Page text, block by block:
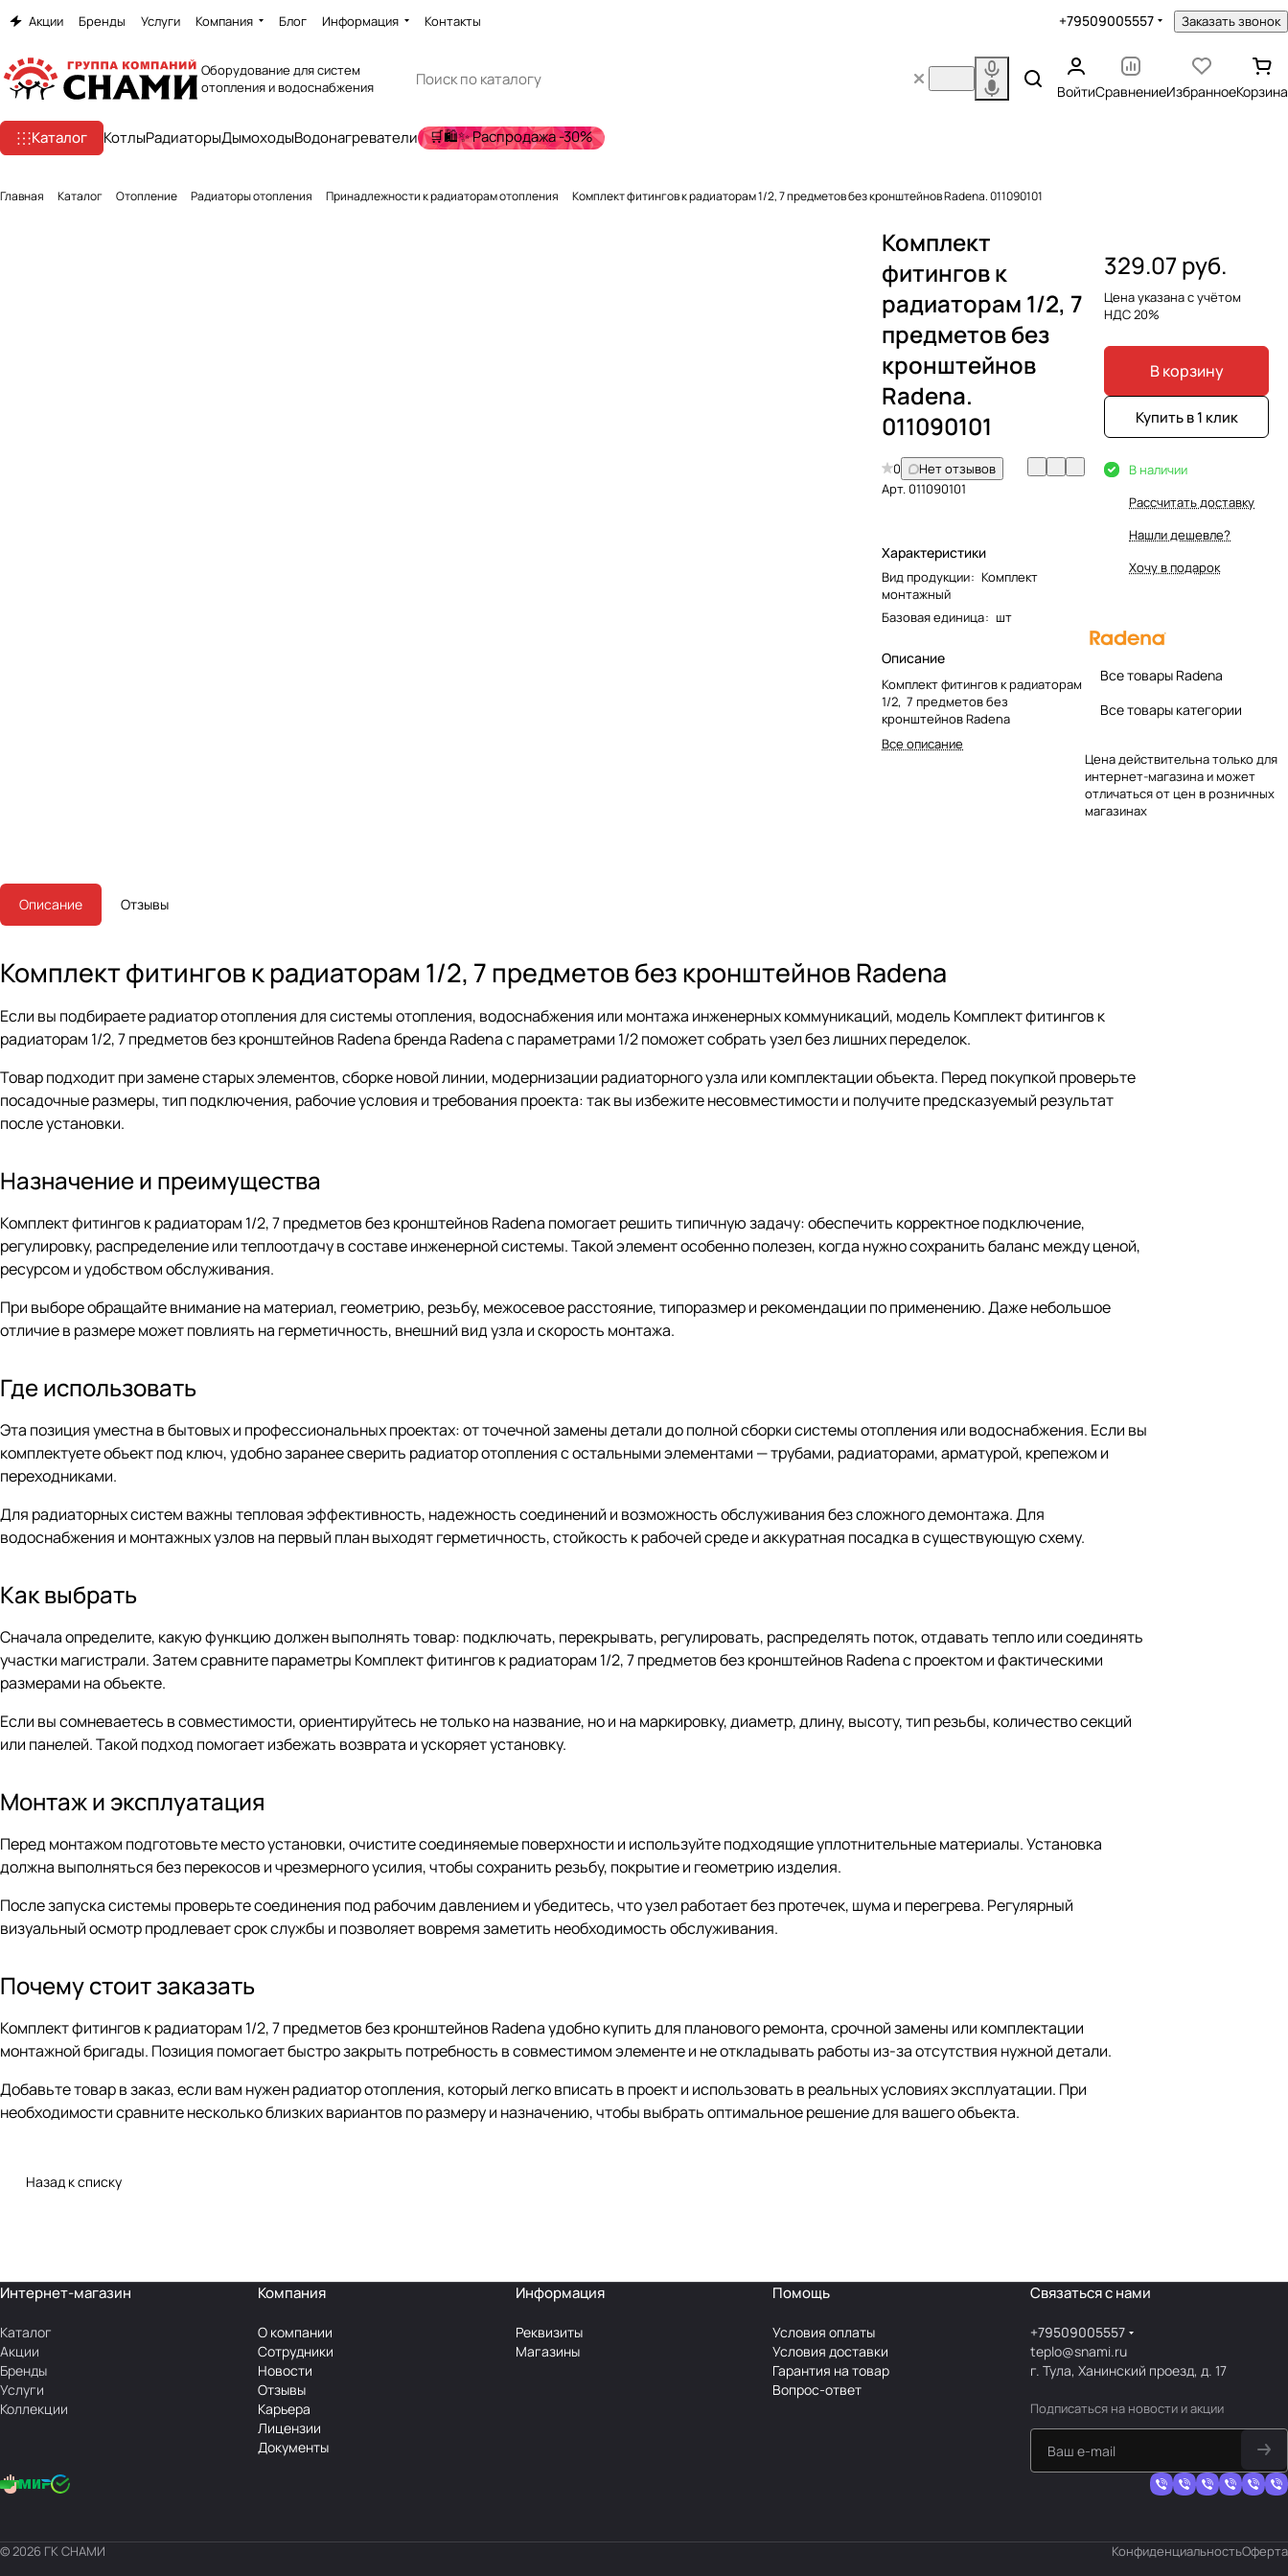
Акции Бренды Услуги Компания Блог Информация Контакты +79509005557 Заказать звонок
Оборудование для систем
отопления и водоснабжения
ВойтиСравнениеИзбранноеКорзина
Каталог КотлыРадиаторыДымоходыВодонагреватели 🛒🛍️✨ Распродажа -30%
Главная Каталог Отопление Радиаторы отопления Принадлежности к радиаторам отопления Комплект фитингов к радиаторам 1/2, 7 предметов без кронштейнов Radena. 011090101
Комплект
фитингов к
радиаторам 1/2, 7
предметов без
кронштейнов
Radena.
011090101
0
Нет отзывов
Арт.011090101
Характеристики
Вид продукции: Комплект
монтажный
Базовая единица: шт
Описание
Комплект фитингов к радиаторам
1/2, 7 предметов без
кронштейнов Radena
Все описание
329.07 руб.
Цена указана с учётом
НДС 20%
В корзину
Купить в 1 клик
В наличии
Рассчитать доставку
Нашли дешевле?
Хочу в подарок
Все товары Radena
Все товары категории
Цена действительна только для
интернет-магазина и может
отличаться от цен в розничных
магазинах
Описание Отзывы
Комплект фитингов к радиаторам 1/2, 7 предметов без кронштейнов Radena
Если вы подбираете радиатор отопления для системы отопления, водоснабжения или монтажа инженерных коммуникаций, модель Комплект фитингов к
радиаторам 1/2, 7 предметов без кронштейнов Radena бренда Radena с параметрами 1/2 поможет собрать узел без лишних переделок.
Товар подходит при замене старых элементов, сборке новой линии, модернизации радиаторного узла или комплектации объекта. Перед покупкой проверьте
посадочные размеры, тип подключения, рабочие условия и требования проекта: так вы избежите несовместимости и получите предсказуемый результат
после установки.
Назначение и преимущества
Комплект фитингов к радиаторам 1/2, 7 предметов без кронштейнов Radena помогает решить типичную задачу: обеспечить корректное подключение,
регулировку, распределение или теплоотдачу в составе инженерной системы. Такой элемент особенно полезен, когда нужно сохранить баланс между ценой,
ресурсом и удобством обслуживания.
При выборе обращайте внимание на материал, геометрию, резьбу, межосевое расстояние, типоразмер и рекомендации по применению. Даже небольшое
отличие в размере может повлиять на герметичность, внешний вид узла и скорость монтажа.
Где использовать
Эта позиция уместна в бытовых и профессиональных проектах: от точечной замены детали до полной сборки системы отопления или водоснабжения. Если вы
комплектуете объект под ключ, удобно заранее сверить радиатор отопления с остальными элементами — трубами, радиаторами, арматурой, крепежом и
переходниками.
Для радиаторных систем важны тепловая эффективность, надежность соединений и возможность обслуживания без сложного демонтажа. Для
водоснабжения и монтажных узлов на первый план выходят герметичность, стойкость к рабочей среде и аккуратная посадка в существующую схему.
Как выбрать
Сначала определите, какую функцию должен выполнять товар: подключать, перекрывать, регулировать, распределять поток, отдавать тепло или соединять
участки магистрали. Затем сравните параметры Комплект фитингов к радиаторам 1/2, 7 предметов без кронштейнов Radena с проектом и фактическими
размерами на объекте.
Если вы сомневаетесь в совместимости, ориентируйтесь не только на название, но и на маркировку, диаметр, длину, высоту, тип резьбы, количество секций
или панелей. Такой подход помогает избежать возврата и ускоряет установку.
Монтаж и эксплуатация
Перед монтажом подготовьте место установки, очистите соединяемые поверхности и используйте подходящие уплотнительные материалы. Установка
должна выполняться без перекосов и чрезмерного усилия, чтобы сохранить резьбу, покрытие и геометрию изделия.
После запуска системы проверьте соединения под рабочим давлением и убедитесь, что узел работает без протечек, шума и перегрева. Регулярный
визуальный осмотр продлевает срок службы и позволяет вовремя заметить необходимость обслуживания.
Почему стоит заказать
Комплект фитингов к радиаторам 1/2, 7 предметов без кронштейнов Radena удобно купить для планового ремонта, срочной замены или комплектации
монтажной бригады. Позиция помогает быстро закрыть потребность в совместимом элементе и не откладывать работы из-за отсутствия нужной детали.
Добавьте товар в заказ, если вам нужен радиатор отопления, который легко вписать в проект и использовать в реальных условиях эксплуатации. При
необходимости сравните несколько близких вариантов по размеру и назначению, чтобы выбрать оптимальное решение для вашего объекта.
Назад к списку
Интернет-магазин
Каталог
Акции
Бренды
Услуги
Коллекции
Компания
О компании
Сотрудники
Новости
Отзывы
Карьера
Лицензии
Документы
Информация
Реквизиты
Магазины
Помощь
Условия оплаты
Условия доставки
Гарантия на товар
Вопрос-ответ
Связаться с нами
+79509005557
teplo@snami.ru
г. Тула, Ханинский проезд, д. 17
Подписаться на новости и акции
© 2026 ГК СНАМИ КонфиденциальностьОферта